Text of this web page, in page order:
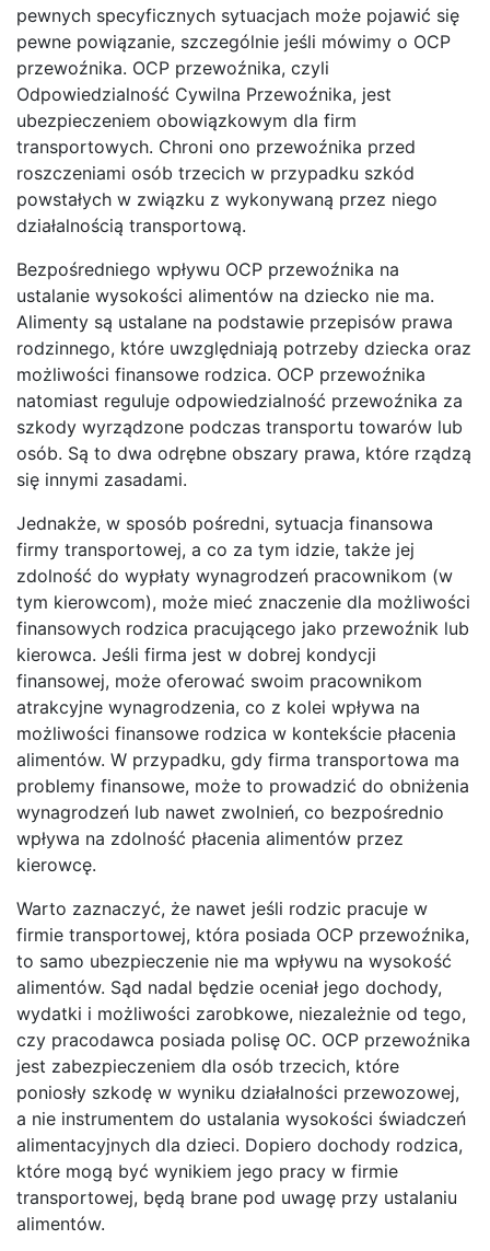
pewnych specyficznych sytuacjach może pojawić się
pewne powiązanie, szczególnie jeśli mówimy o OCP
przewoźnika. OCP przewoźnika, czyli
Odpowiedzialność Cywilna Przewoźnika, jest
ubezpieczeniem obowiązkowym dla firm
transportowych. Chroni ono przewoźnika przed
roszczeniami osób trzecich w przypadku szkód
powstałych w związku z wykonywaną przez niego
działalnością transportową.
Bezpośredniego wpływu OCP przewoźnika na
ustalanie wysokości alimentów na dziecko nie ma.
Alimenty są ustalane na podstawie przepisów prawa
rodzinnego, które uwzględniają potrzeby dziecka oraz
możliwości finansowe rodzica. OCP przewoźnika
natomiast reguluje odpowiedzialność przewoźnika za
szkody wyrządzone podczas transportu towarów lub
osób. Są to dwa odrębne obszary prawa, które rządzą
się innymi zasadami.
Jednakże, w sposób pośredni, sytuacja finansowa
firmy transportowej, a co za tym idzie, także jej
zdolność do wypłaty wynagrodzeń pracownikom (w
tym kierowcom), może mieć znaczenie dla możliwości
finansowych rodzica pracującego jako przewoźnik lub
kierowca. Jeśli firma jest w dobrej kondycji
finansowej, może oferować swoim pracownikom
atrakcyjne wynagrodzenia, co z kolei wpływa na
możliwości finansowe rodzica w kontekście płacenia
alimentów. W przypadku, gdy firma transportowa ma
problemy finansowe, może to prowadzić do obniżenia
wynagrodzeń lub nawet zwolnień, co bezpośrednio
wpływa na zdolność płacenia alimentów przez
kierowcę.
Warto zaznaczyć, że nawet jeśli rodzic pracuje w
firmie transportowej, która posiada OCP przewoźnika,
to samo ubezpieczenie nie ma wpływu na wysokość
alimentów. Sąd nadal będzie oceniał jego dochody,
wydatki i możliwości zarobkowe, niezależnie od tego,
czy pracodawca posiada polisę OC. OCP przewoźnika
jest zabezpieczeniem dla osób trzecich, które
poniosły szkodę w wyniku działalności przewozowej,
a nie instrumentem do ustalania wysokości świadczeń
alimentacyjnych dla dzieci. Dopiero dochody rodzica,
które mogą być wynikiem jego pracy w firmie
transportowej, będą brane pod uwagę przy ustalaniu
alimentów.